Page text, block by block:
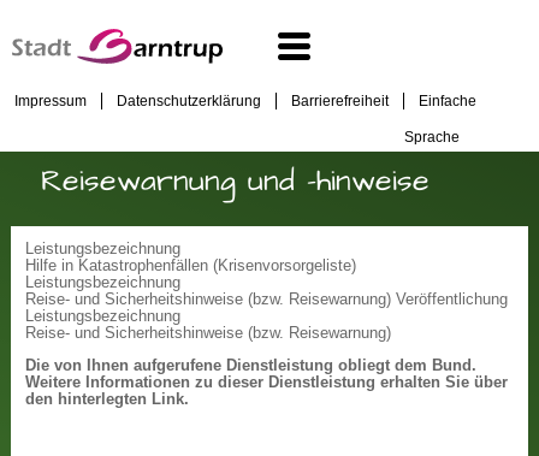
Impressum Datenschutzerklärung Barrierefreiheit Einfache
Sprache
Reisewarnung und -hinweise
Leistungsbezeichnung
Hilfe in Katastrophenfällen (Krisenvorsorgeliste)
Leistungsbezeichnung
Reise- und Sicherheitshinweise (bzw. Reisewarnung) Veröffentlichung
Leistungsbezeichnung
Reise- und Sicherheitshinweise (bzw. Reisewarnung)
Die von Ihnen aufgerufene Dienstleistung obliegt dem Bund.
Weitere Informationen zu dieser Dienstleistung erhalten Sie über
den hinterlegten Link.